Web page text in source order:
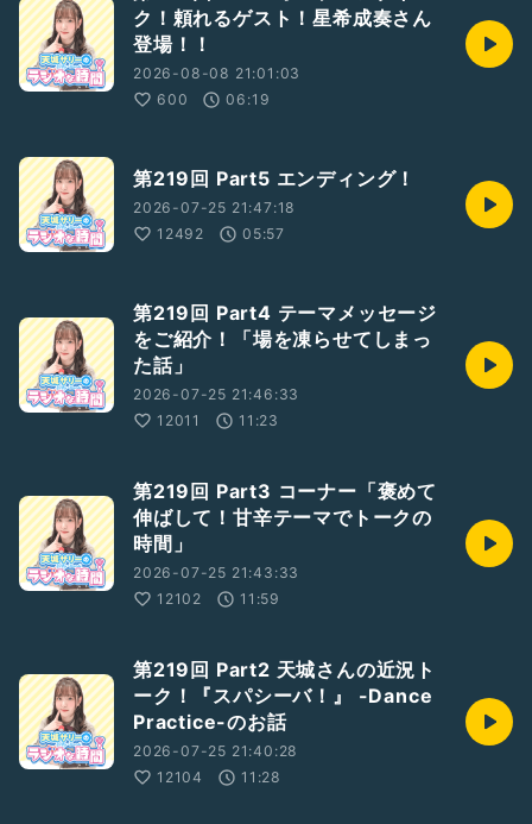
ク！頼れるゲスト！星希成奏さん
登場！！
2026-08-08 21:01:03
600
06:19
第219回 Part5 エンディング！
2026-07-25 21:47:18
12492
05:57
第219回 Part4 テーマメッセージ
をご紹介！「場を凍らせてしまっ
た話」
2026-07-25 21:46:33
12011
11:23
第219回 Part3 コーナー「褒めて
伸ばして！甘辛テーマでトークの
時間」
2026-07-25 21:43:33
12102
11:59
第219回 Part2 天城さんの近況ト
ーク！『スパシーバ！』 -Dance
Practice-のお話
2026-07-25 21:40:28
12104
11:28